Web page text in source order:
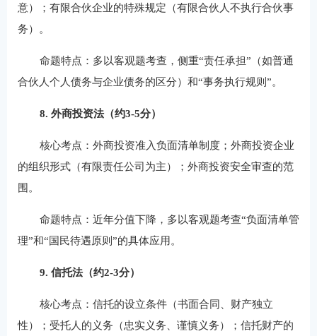
意）；有限合伙企业的特殊规定（有限合伙人不执行合伙事
务）。
命题特点：多以客观题考查，侧重“责任承担”（如普通
合伙人个人债务与企业债务的区分）和“事务执行规则”。
8. 外商投资法（约3-5分）
核心考点：外商投资准入负面清单制度；外商投资企业
的组织形式（有限责任公司为主）；外商投资安全审查的范
围。
命题特点：近年分值下降，多以客观题考查“负面清单管
理”和“国民待遇原则”的具体应用。
9. 信托法（约2-3分）
核心考点：信托的设立条件（书面合同、财产独立
性）；受托人的义务（忠实义务、谨慎义务）；信托财产的